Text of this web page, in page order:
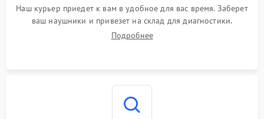
Наш курьер приедет к вам в удобное для вас время. Заберет
ваш наушники и привезет на склад для диагностики.
Подробнее